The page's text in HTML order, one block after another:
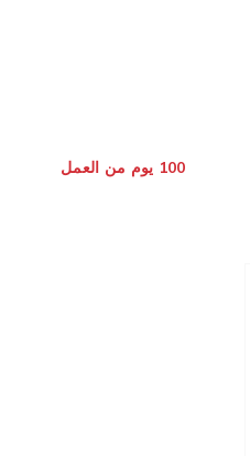
يوم من العمل ‎100